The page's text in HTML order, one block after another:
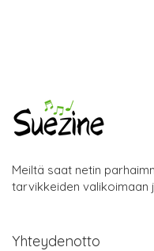
Meiltä saat netin
tarvikkeiden valikoimaan
Yhteydenotto